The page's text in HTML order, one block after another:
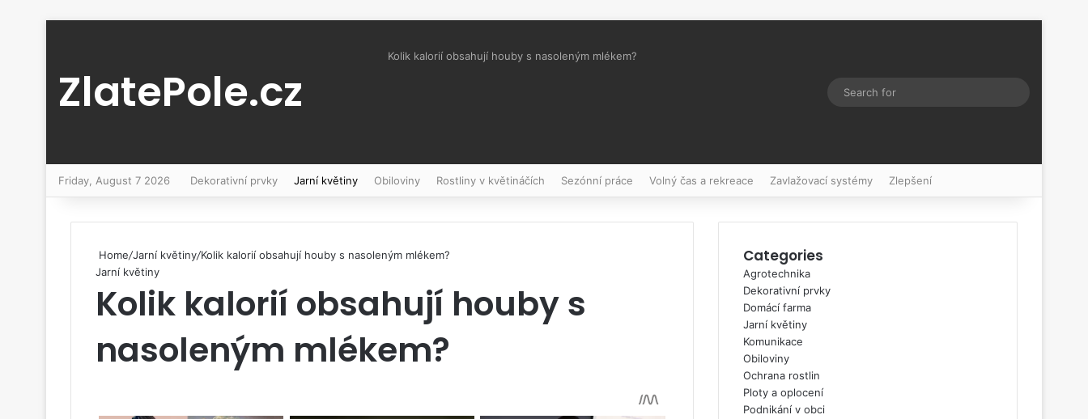
ZlatePole.cz
Kolik kalorií obsahují houby s nasoleným mlékem?
Switch skin
Friday, August 7 2026 Dekorativní prvky Jarní květiny Obiloviny Rostliny v květináčích Sezónní práce Volný čas a rekreace Zavlažovací systémy Zlepšení
Home/Jarní květiny/Kolik kalorií obsahují houby s nasoleným mlékem?
Jarní květiny
Kolik kalorií obsahují houby s
nasoleným mlékem?
Categories
Agrotechnika
Dekorativní prvky
Domácí farma
Jarní květiny
Komunikace
Obiloviny
Ochrana rostlin
Ploty a oplocení
Podnikání v obci